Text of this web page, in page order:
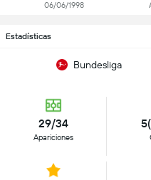
06/06/1998
Estadísticas
Bundesliga
29/34
Apariciones